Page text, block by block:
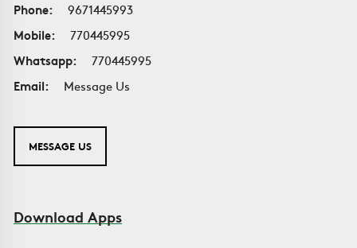
Phone:
9671445993
Mobile:
770445995
Whatsapp:
770445995
Email:
Message Us
MESSAGE US
Download Apps